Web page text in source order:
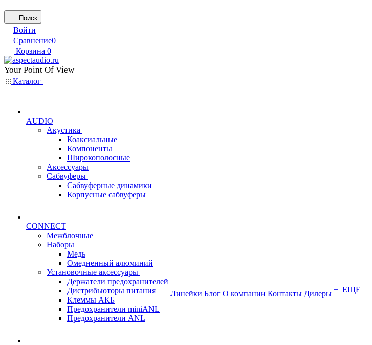
Поиск
Войти
Сравнение0
Корзина 0
Your Point Of View
Каталог
AUDIO
Акустика
Коаксиальные
Компоненты
Широкополосные
Аксессуары
Сабвуферы
Сабвуферные динамики
Корпусные сабвуферы
CONNECT
Межблочные
Наборы
Медь
Омедненный алюминий
Установочные аксессуары
Держатели предохранителей
Дистрибьюторы питания
Клеммы АКБ
Предохранители miniANL
Предохранители ANL
Линейки Блог О компании Контакты Дилеры + ЕЩЕ